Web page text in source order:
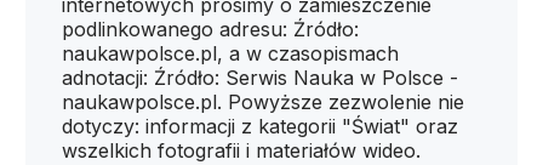
internetowych prosimy o zamieszczenie
podlinkowanego adresu: Źródło:
naukawpolsce.pl, a w czasopismach
adnotacji: Źródło: Serwis Nauka w Polsce -
naukawpolsce.pl. Powyższe zezwolenie nie
dotyczy: informacji z kategorii "Świat" oraz
wszelkich fotografii i materiałów wideo.